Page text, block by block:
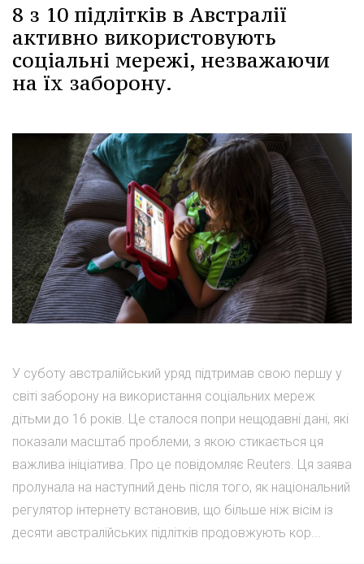
8 з 10 підлітків в Австралії
активно використовують
соціальні мережі, незважаючи
на їх заборону.
У суботу австралійський уряд підтримав свою першу у
світі заборону на використання соціальних мереж
дітьми до 16 років. Це сталося попри нещодавні дані, які
показали масштаб проблеми, з якою стикається ця
важлива ініціатива. Про це повідомляє Reuters. Ця заява
пролунала на наступний день після того, як національний
регулятор інтернету встановив, що більше ніж вісім із
десяти австралійських підлітків продовжують кор...